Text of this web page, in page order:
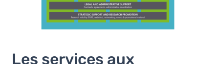
Les services aux